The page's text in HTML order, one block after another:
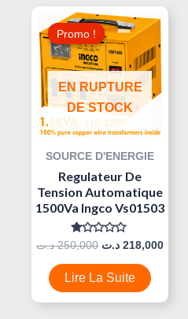
Promo !
EN RUPTURE
DE STOCK
Promo !
SOURCE D'ENERGIE
Regulateur De
Tension Automatique
1500Va Ingco Vs01503
Note
Sur
5
250,000 د.ت
Le
Prix
Initial
Était :
218,000 د.ت
Le
Lire La Suite